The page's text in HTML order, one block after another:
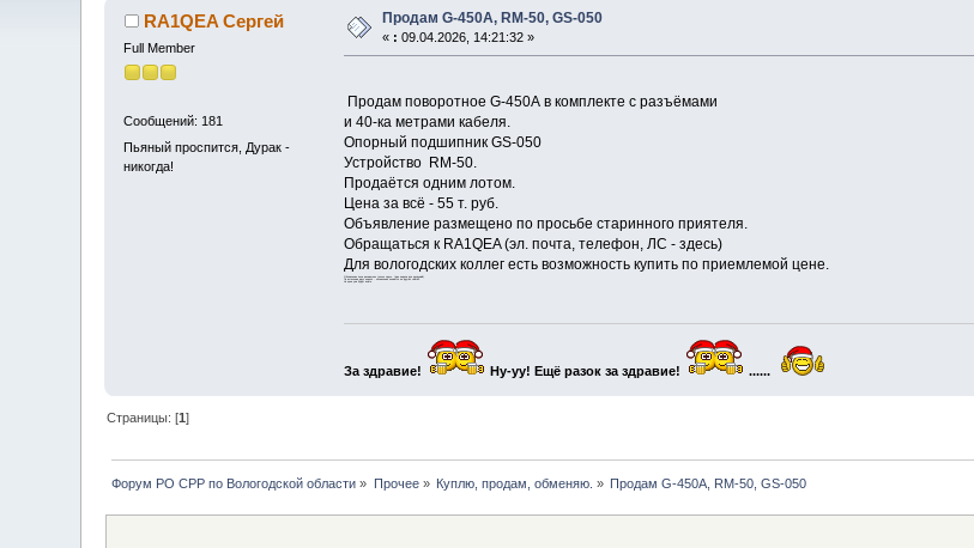
RA1QEA Сергей
Full Member
Сообщений: 181
Пьяный проспится, Дурак -
никогда!
Продам G-450A, RM-50, GS-050
« : 09.04.2026, 14:21:32 »
Продам поворотное G-450А в комплекте с разъёмами
и 40-ка метрами кабеля.
Опорный подшипник GS-050
Устройство RM-50.
Продаётся одним лотом.
Цена за всё - 55 т. руб.
Объявление размещено по просьбе старинного приятеля.
Обращаться к RA1QEA (эл. почта, телефон, ЛС - здесь)
Для вологодских коллег есть возможность купить по приемлемой цене.
За здравие! Ну-уу! Ещё разок за здравие! ......
Страницы: [1]
Форум РО СРР по Вологодской области » Прочее» Куплю, продам, обменяю. » Продам G-450A, RM-50, GS-050